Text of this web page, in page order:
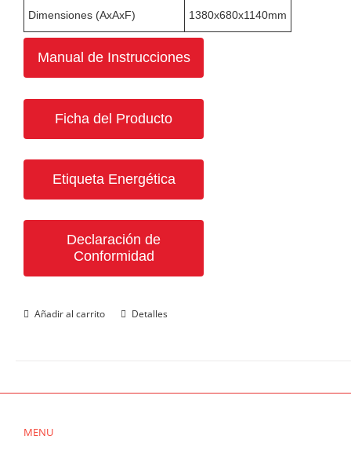
Dimensiones (AxAxF) 1380x680x1140mm
Manual de Instrucciones
Ficha del Producto
Etiqueta Energética
Declaración de
Conformidad
Añadir al carrito Detalles
MENU